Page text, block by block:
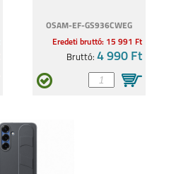
OSAM-EF-GS936CWEG
Eredeti bruttó: 15 991 Ft
Bruttó:4 990 Ft